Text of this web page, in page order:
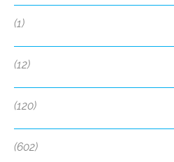
(1)
(12)
(120)
(602)